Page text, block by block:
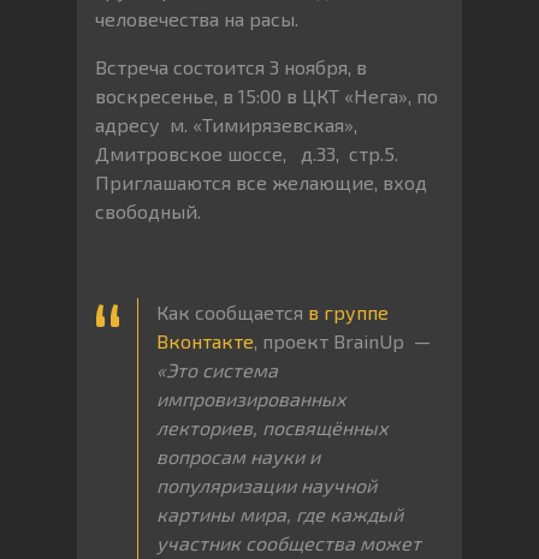
человечества на расы.
Встреча состоится 3 ноября, в
воскресенье, в 15:00 в ЦКТ «Нега», по
адресу м. «Тимирязевская»,
Дмитровское шоссе, д.33, стр.5.
Приглашаются все желающие, вход
свободный.
Как сообщается в группе
Вконтакте, проект BrainUp —
«Это система
импровизированных
лекториев, посвящённых
вопросам науки и
популяризации научной
картины мира, где каждый
участник сообщества может